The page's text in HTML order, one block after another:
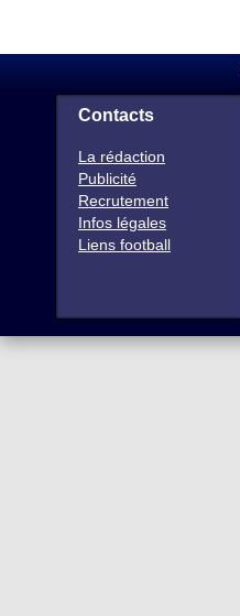
Contacts
La rédaction
Publicité
Recrutement
Infos légales
Liens football